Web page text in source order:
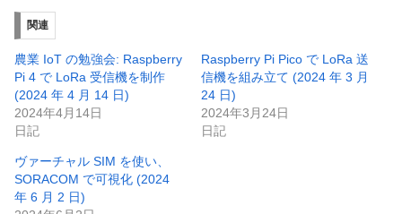
関連
農業 IoT の勉強会: Raspberry
Pi 4 で LoRa 受信機を制作
(2024 年 4 月 14 日)
2024年4月14日
日記
Raspberry Pi Pico で LoRa 送
信機を組み立て (2024 年 3 月
24 日)
2024年3月24日
日記
ヴァーチャル SIM を使い、
SORACOM で可視化 (2024
年 6 月 2 日)